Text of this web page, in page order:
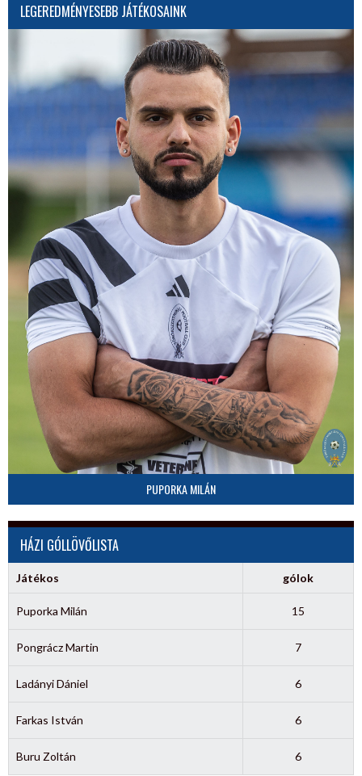
LEGEREDMÉNYESEBB JÁTÉKOSAINK
PUPORKA MILÁN
HÁZI GÓLLÖVŐLISTA
Játékos gólok
Puporka Milán 15
Pongrácz Martin 7
Ladányi Dániel 6
Farkas István 6
Buru Zoltán 6